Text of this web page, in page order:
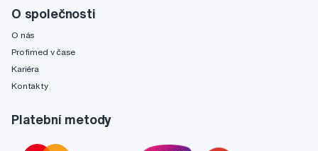
O společnosti
O nás
Profimed v čase
Kariéra
Kontakty
Platební metody